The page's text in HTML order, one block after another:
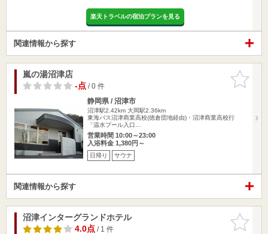
楽天トラベルの宿泊プランを見る
関連情報から探す
お気に入
りに追加
嵐の湯沼津店
-点/ 0 件
静岡県 / 沼津市
沼津駅2.42km 大岡駅2.36km
東海バス沼津商業高校(徳倉団地経由)・沼津商業高校行
「温水プール入口…
営業時間 10:00～23:00
入浴料金 1,380円～
日帰り サウナ
関連情報から探す
お気に入
りに追加
沼津インターグランドホテル
4.0点/ 1 件